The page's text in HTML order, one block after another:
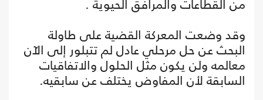
من القطاعات والمرافق الحيوية .
وقد وضعت المعركة القضية على طاولة
البحث عن حل مرحلي عادل لم تتبلور إلى الآن
معالمه ولن يكون مثل الحلول والاتفاقيات
السابقة لأن المفاوض يختلف عن سابقيه.